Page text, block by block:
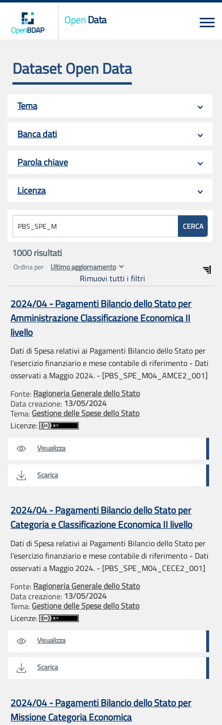
OpenData
Dataset Open Data
Tema
Banca dati
Parola chiave
Licenza
CERCA
1000risultati
Ordina per
Rimuovi tutti i filtri
2024/04 - Pagamenti Bilancio dello Stato per
Amministrazione Classificazione Economica II
livello
Dati di Spesa relativi ai Pagamenti Bilancio dello Stato per
l'esercizio finanziario e mese contabile di riferimento - Dati
osservati a Maggio 2024. - [PBS_SPE_M04_AMCE2_001]
Fonte: Ragioneria Generale dello Stato
Data creazione: 13/05/2024
Tema: Gestione delle Spese dello Stato
Licenze:
Visualizza
Scarica
2024/04 - Pagamenti Bilancio dello Stato per
Categoria e Classificazione Economica II livello
Dati di Spesa relativi ai Pagamenti Bilancio dello Stato per
l'esercizio finanziario e mese contabile di riferimento - Dati
osservati a Maggio 2024. - [PBS_SPE_M04_CECE2_001]
Fonte: Ragioneria Generale dello Stato
Data creazione: 13/05/2024
Tema: Gestione delle Spese dello Stato
Licenze:
Visualizza
Scarica
2024/04 - Pagamenti Bilancio dello Stato per
Missione Categoria Economica